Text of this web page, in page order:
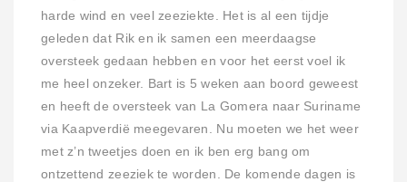
harde wind en veel zeeziekte. Het is al een tijdje
geleden dat Rik en ik samen een meerdaagse
oversteek gedaan hebben en voor het eerst voel ik
me heel onzeker. Bart is 5 weken aan boord geweest
en heeft de oversteek van La Gomera naar Suriname
via Kaapverdië meegevaren. Nu moeten we het weer
met z’n tweetjes doen en ik ben erg bang om
ontzettend zeeziek te worden. De komende dagen is